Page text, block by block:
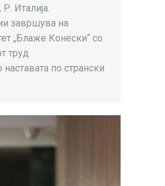
Италија.
завршува на
„Блаже Конески“ со
труд
по странски